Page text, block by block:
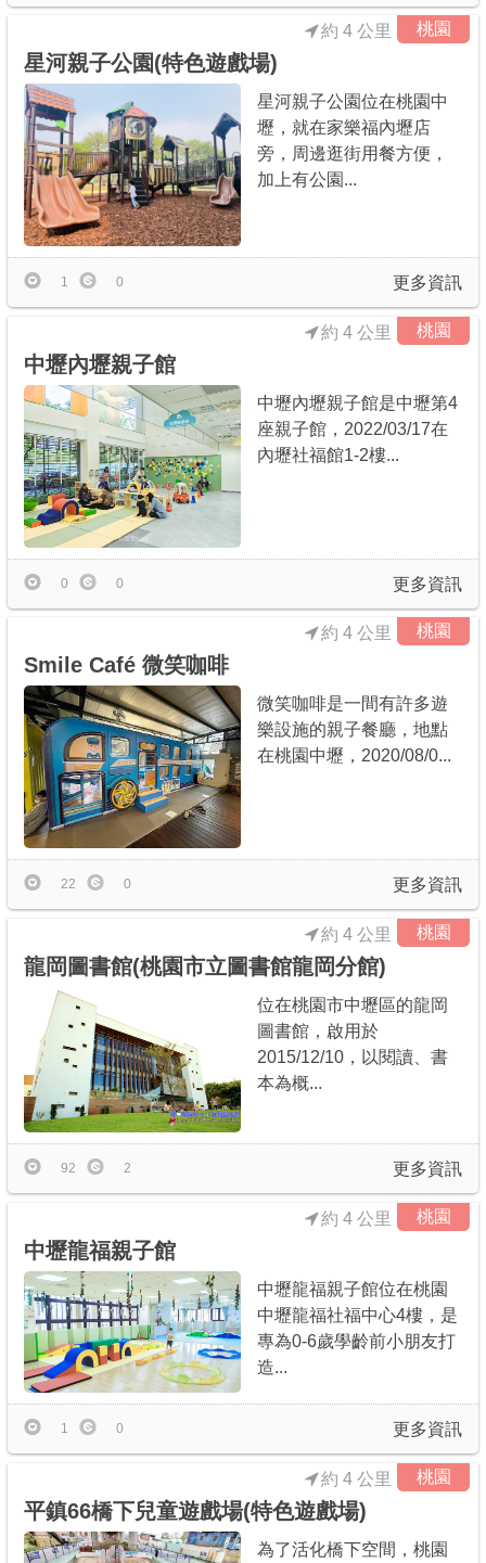
桃園
星河親子公園(特色遊戲場)
約 4 公里
星河親子公園位在桃園中
壢，就在家樂福內壢店
旁，周邊逛街用餐方便，
加上有公園...
更多資訊
1 0
桃園
中壢內壢親子館
約 4 公里
中壢內壢親子館是中壢第4
座親子館，2022/03/17在
內壢社福館1-2樓...
更多資訊
0 0
桃園
Smile Café 微笑咖啡
約 4 公里
微笑咖啡是一間有許多遊
樂設施的親子餐廳，地點
在桃園中壢，2020/08/0...
更多資訊
22 0
桃園
龍岡圖書館(桃園市立圖書館龍岡分館)
約 4 公里
位在桃園市中壢區的龍岡
圖書館，啟用於
2015/12/10，以閱讀、書
本為概...
更多資訊
92 2
桃園
中壢龍福親子館
約 4 公里
中壢龍福親子館位在桃園
中壢龍福社福中心4樓，是
專為0-6歲學齡前小朋友打
造...
更多資訊
1 0
桃園
平鎮66橋下兒童遊戲場(特色遊戲場)
約 4 公里
為了活化橋下空間，桃園